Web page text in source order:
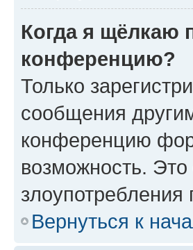
Когда я щёлкаю
конференцию?
Только
сообщения
конференцию
возможность. Это
Вернуться к